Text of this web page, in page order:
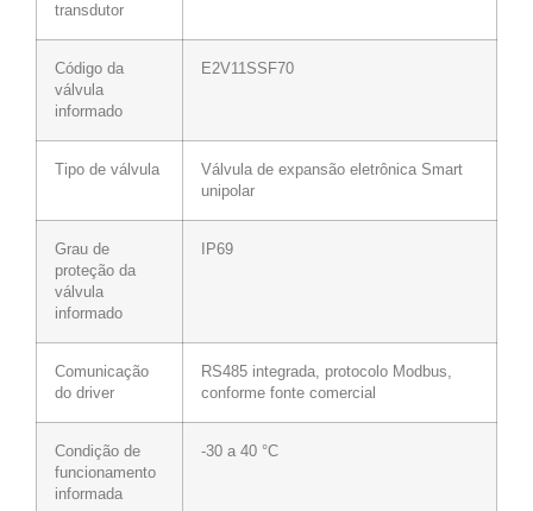
transdutor
Código da
válvula
informado
E2V11SSF70
Tipo de válvula
Válvula de expansão eletrônica Smart
unipolar
Grau de
proteção da
válvula
informado
IP69
Comunicação
do driver
RS485 integrada, protocolo Modbus,
conforme fonte comercial
Condição de
funcionamento
informada
-30 a 40 °C